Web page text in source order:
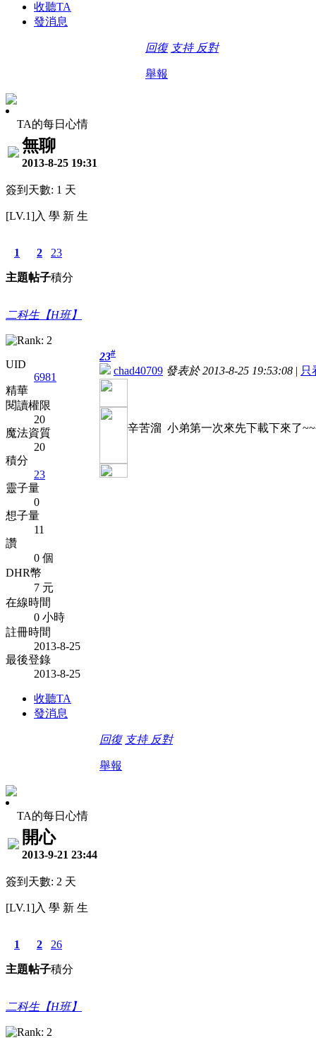
收聽TA
發消息
回復 支持 反對
舉報
TA的每日心情
無聊
2013-8-25 19:31
簽到天數: 1 天
[LV.1]入 學 新 生
1
主題
2
帖子
23
積分
二科生【H班】
UID
6981
精華
閱讀權限
20
魔法資質
20
積分
23
靈子量
0
想子量
11
讚
0 個
DHR幣
7 元
在線時間
0 小時
註冊時間
2013-8-25
最後登錄
2013-8-25
收聽TA
發消息
23#
chad40709 發表於 2013-8-25 19:53:08 | 只
辛苦溜 小弟第一次來先下載下來了
回復 支持 反對
舉報
TA的每日心情
開心
2013-9-21 23:44
簽到天數: 2 天
[LV.1]入 學 新 生
1
主題
2
帖子
26
積分
二科生【H班】